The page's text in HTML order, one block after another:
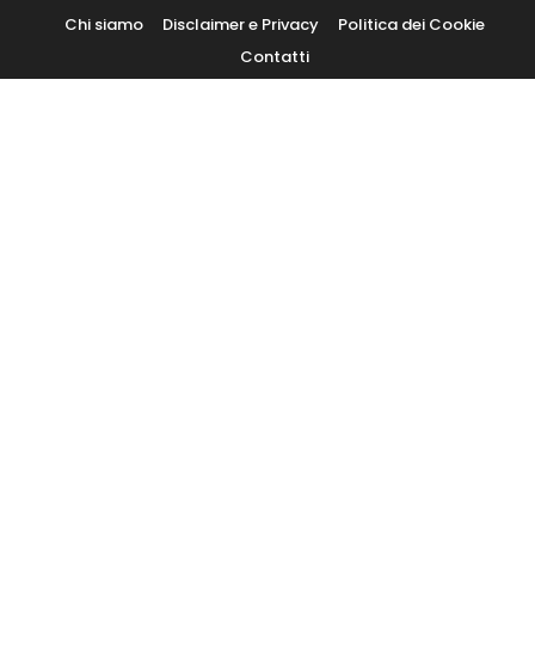
Content
Chi siamo Disclaimer e Privacy
Politica dei Cookie
Contatti